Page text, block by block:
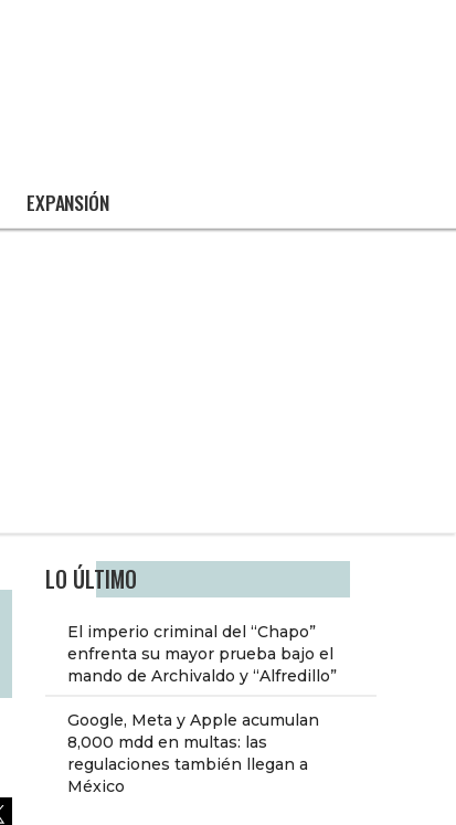
EXPANSIÓN
LO ÚLTIMO
El imperio criminal del “Chapo”
enfrenta su mayor prueba bajo el
mando de Archivaldo y “Alfredillo”
Google, Meta y Apple acumulan
8,000 mdd en multas: las
regulaciones también llegan a
México